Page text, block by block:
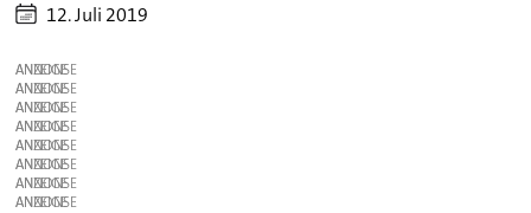
12. Juli 2019
ANZEIGE
ANZEIGE
ANZEIGE
ANZEIGE
ANZEIGE
ANZEIGE
ANZEIGE
ANZEIGE